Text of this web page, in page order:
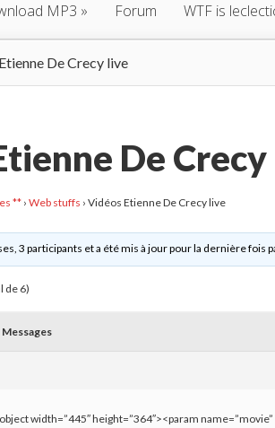
MP3 Forum WTF is
De Crecy live
De
** › Web stuffs › Vidéos Etienne De Crecy live
3 participants et a été mis à jour pour la dernière fois
de 6)
Messages
width=”445″ height=”364″><param name=”movie”